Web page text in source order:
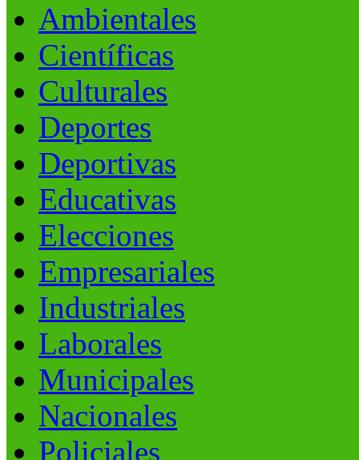
Ambientales
Científicas
Culturales
Deportes
Deportivas
Educativas
Elecciones
Empresariales
Industriales
Laborales
Municipales
Nacionales
Policiales